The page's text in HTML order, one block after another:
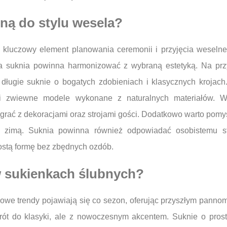
do stylu wesela?
element planowania ceremonii i przyjęcia
powinna harmonizować z wybraną estetyką. Na
suknie o bogatych zdobieniach i klasycznych
modele wykonane z naturalnych materiałów.
z dekoracjami oraz strojami gości. Dodatkowo warto
Suknia powinna również odpowiadać osobistemu
formę bez zbędnych ozdób.
sukienkach ślubnych?
trendy pojawiają się co sezon, oferując przyszłym
do klasyki, ale z nowoczesnym akcentem. Suknie o